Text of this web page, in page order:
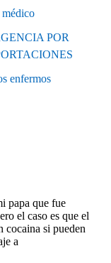
POR
enfermos
papa que fue
el caso es que el
cocaina si pueden
a